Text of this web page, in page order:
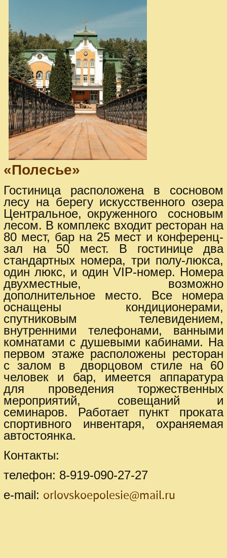
«Полесье»
Гостиница расположена в сосновом
лесу на берегу искусственного озера
Центральное, окруженного сосновым
лесом. В комплекс входит ресторан на
80 мест, бар на 25 мест и конференц-
зал на 50 мест. В гостинице два
стандартных номера, три полу-люкса,
один люкс, и один VIP-номер. Номера
двухместные, возможно
дополнительное место. Все номера
оснащены кондиционерами,
спутниковым телевидением,
внутренними телефонами, ванными
комнатами с душевыми кабинами. На
первом этаже расположены ресторан
с залом в дворцовом стиле на 60
человек и бар, имеется аппаратура
для проведения торжественных
мероприятий, совещаний и
семинаров. Работает пункт проката
спортивного инвентаря, охраняемая
автостоянка.
Контакты:
телефон: 8-919-090-27-27
е-mail: orlovskoepolesie@mail.ru